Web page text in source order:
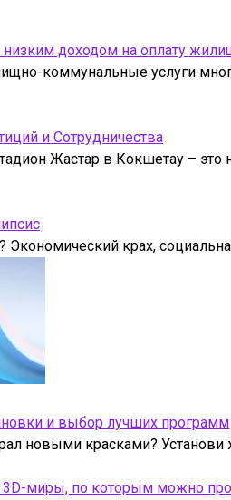
низким доходом на оплату
коммунальные услуги
и Сотрудничества
Жастар в Кокшетау – это
Экономический крах,
и выбор лучших программ
новыми красками?
3D-миры, по которым можно